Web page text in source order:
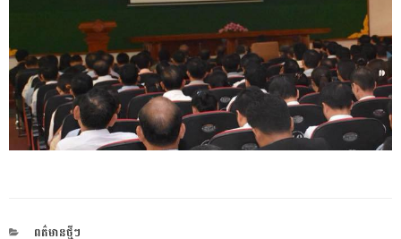
CATEGORIES
ពត៌មានថ្មីៗ